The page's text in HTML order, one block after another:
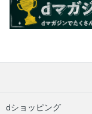
dショッピング